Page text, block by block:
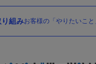
組みお客様の「やりたいこ